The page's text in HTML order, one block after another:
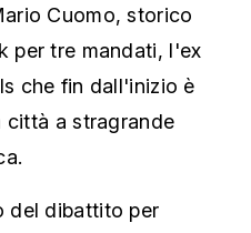
Cuomo, storico
per tre mandati, l'ex
che fin dall'inizio è
città a stragrande
del dibattito per